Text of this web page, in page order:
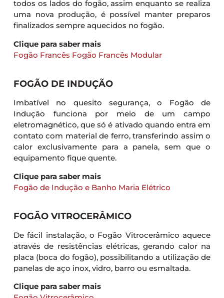
todos os lados do fogão, assim enquanto se realiza
uma nova produção, é possível manter preparos
finalizados sempre aquecidos no fogão.
Clique para saber mais
Fogão Francês Fogão Francês Modular
FOGÃO DE INDUÇÃO
Imbatível no quesito segurança, o Fogão de
Indução funciona por meio de um campo
eletromagnético, que só é ativado quando entra em
contato com material de ferro, transferindo assim o
calor exclusivamente para a panela, sem que o
equipamento fique quente.
Clique para saber mais
Fogão de Indução e Banho Maria Elétrico
FOGÃO VITROCERÂMICO
De fácil instalação, o Fogão Vitrocerâmico aquece
através de resistências elétricas, gerando calor na
placa (boca do fogão), possibilitando a utilização de
panelas de aço inox, vidro, barro ou esmaltada.
Clique para saber mais